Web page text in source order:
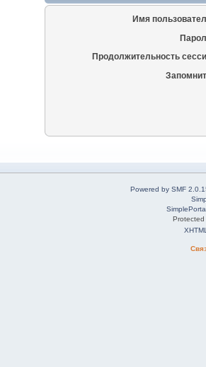
Имя
Продолжительность
Powered by SMF